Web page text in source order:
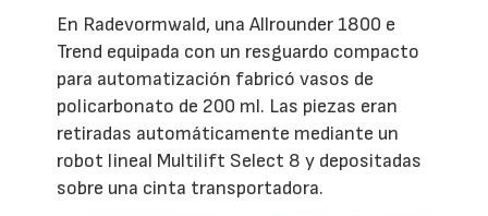
En Radevormwald, una Allrounder 1800 e
Trend equipada con un resguardo compacto
para automatización fabricó vasos de
policarbonato de 200 ml. Las piezas eran
retiradas automáticamente mediante un
robot lineal Multilift Select 8 y depositadas
sobre una cinta transportadora.